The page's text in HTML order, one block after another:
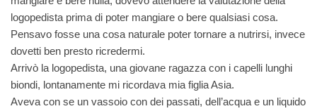
logopedista prima di poter mangiare o bere qualsiasi cosa.
Pensavo fosse una cosa naturale poter tornare a nutrirsi, invece
dovetti ben presto ricredermi.
Arrivò la logopedista, una giovane ragazza con i capelli lunghi
biondi, lontanamente mi ricordava mia figlia Asia.
Aveva con se un vassoio con dei passati, dell’acqua e un liquido